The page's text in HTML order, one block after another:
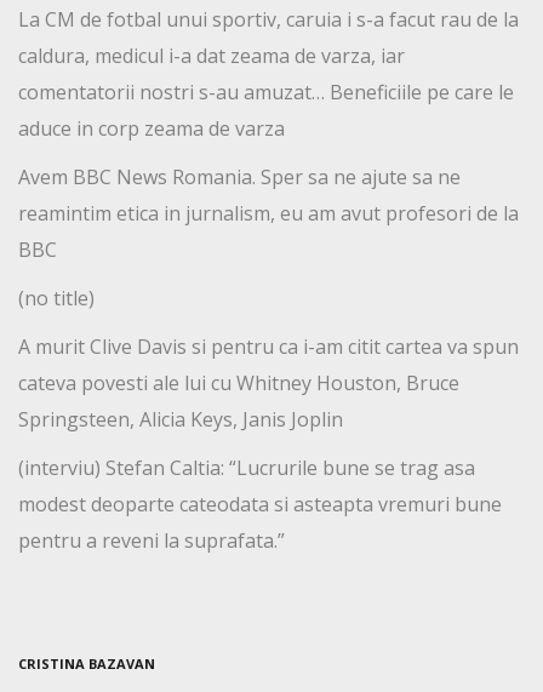
La CM de fotbal unui sportiv, caruia i s-a facut rau de la
caldura, medicul i-a dat zeama de varza, iar
comentatorii nostri s-au amuzat… Beneficiile pe care le
aduce in corp zeama de varza
Avem BBC News Romania. Sper sa ne ajute sa ne
reamintim etica in jurnalism, eu am avut profesori de la
BBC
(no title)
A murit Clive Davis si pentru ca i-am citit cartea va spun
cateva povesti ale lui cu Whitney Houston, Bruce
Springsteen, Alicia Keys, Janis Joplin
(interviu) Stefan Caltia: “Lucrurile bune se trag asa
modest deoparte cateodata si asteapta vremuri bune
pentru a reveni la suprafata.”
CRISTINA BAZAVAN